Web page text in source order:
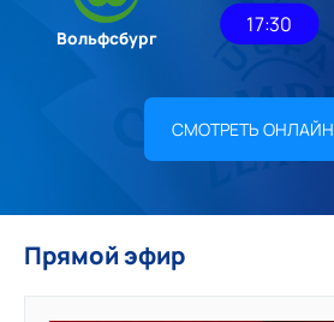
РАСПИСАНИЕ
Вольфсбург
17:30
СМОТРЕТЬ ОНЛАЙН
Прямой эфир